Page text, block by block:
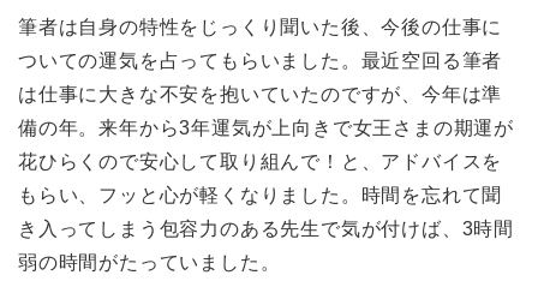
筆者は自身の特性をじっくり聞いた後、今後の仕事に
ついての運気を占ってもらいました。最近空回る筆者
は仕事に大きな不安を抱いていたのですが、今年は準
備の年。来年から3年運気が上向きで女王さまの期運が
花ひらくので安心して取り組んで！と、アドバイスを
もらい、フッと心が軽くなりました。時間を忘れて聞
き入ってしまう包容力のある先生で気が付けば、3時間
弱の時間がたっていました。